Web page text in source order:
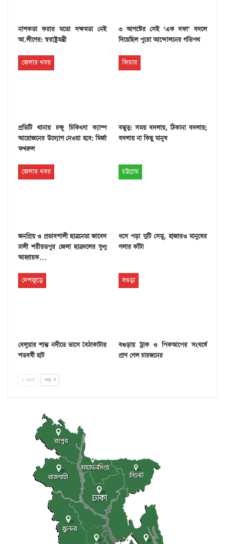
নাশকতা করার মতো সক্ষমতা নেই
আ.লীগের: স্বরাষ্ট্রমন্ত্রী
৩ আগস্টের সেই ‘এক দফা’ বদলে
দিয়েছিল পুরো আন্দোলনের গতিপথ
জেলার খবর
প্রতিটি থানায় চক্ষু চিকিৎসা ক্যাম্প
আয়োজনের উদ্যোগ নেওয়া হবে: মির্জা
ফখরুল
ফিচার
বন্ধুত্ব: সময় বদলায়, ঠিকানা বদলায়;
বদলায় না কিছু মানুষ
জেলার খবর
জনপ্রিয় ও প্রভাবশালী ছাত্রনেতা জাবেদ
ঢালী শরীয়তপুর জেলা ছাত্রদলের যুগ্ম
আহ্বায়ক…
চট্টগ্রাম
ধসে পড়া দুটি সেতু, হাজারও মানুষের
গলার কাঁটা
দেশজুড়ে
বেলুয়ার শান্ত নদীতে ভাসে বৈঠাকাটার
শতবর্ষী হাট
বগুড়া
বগুড়ায় ট্রাক ও পিকআপের সংঘর্ষে
প্রাণ গেল চারজনের
আগে পরে